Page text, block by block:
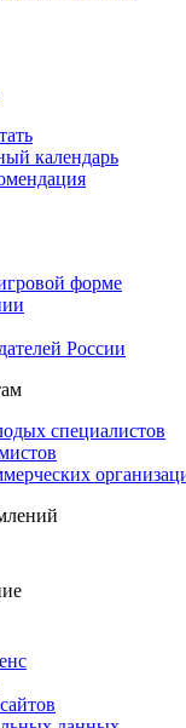
календарь
форме
России
специалистов